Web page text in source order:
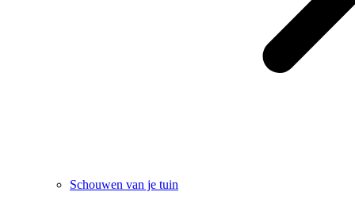
Schouwen van je tuin